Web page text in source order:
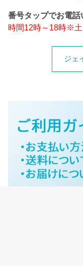
番号タップでお電話
時間12時～18時※土
ジェ